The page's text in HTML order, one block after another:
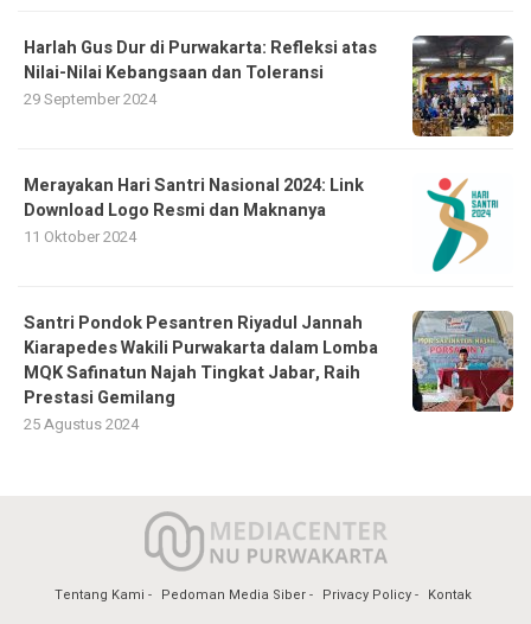
Harlah Gus Dur di Purwakarta: Refleksi atas
Nilai-Nilai Kebangsaan dan Toleransi
29 September 2024
Merayakan Hari Santri Nasional 2024: Link
Download Logo Resmi dan Maknanya
11 Oktober 2024
Santri Pondok Pesantren Riyadul Jannah
Kiarapedes Wakili Purwakarta dalam Lomba
MQK Safinatun Najah Tingkat Jabar, Raih
Prestasi Gemilang
25 Agustus 2024
Tentang Kami Pedoman Media Siber Privacy Policy Kontak